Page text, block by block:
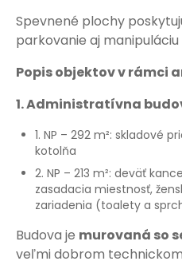
Spevnené plochy
parkovanie aj
Popis objektov v rámci
1. Administratívna
1. NP – 292 m²: skladové
kotolňa
2. NP – 213 m²: deväť
zasadacia miestnosť,
zariadenia (toalety a
Budova je murovaná so
veľmi dobrom